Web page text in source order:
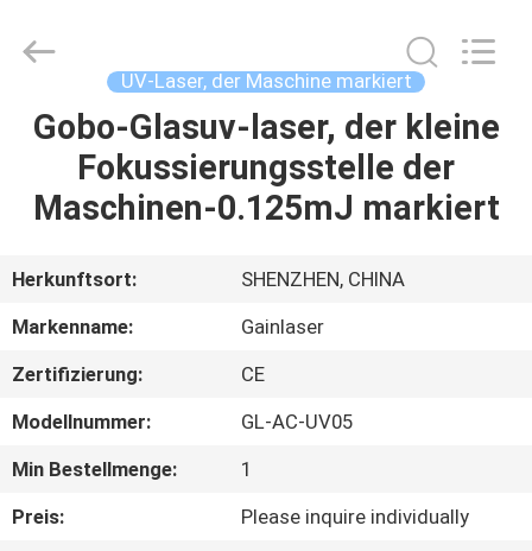
HAUS
PRODUKTE
ÜBER
UNS
FABRIK-
AUSFLUG
QUALITÄTSKONTROLLE
Laser
Technology
Reserved.
UV-Laser, der Maschine markiert
Gobo-Glasuv-laser, der kleine
Fokussierungsstelle der
Maschinen-0.125mJ markiert
Herkunftsort:
SHENZHEN, CHINA
Markenname:
Gainlaser
Zertifizierung:
CE
Modellnummer:
GL-AC-UV05
Min Bestellmenge:
1
Preis:
Please inquire individually